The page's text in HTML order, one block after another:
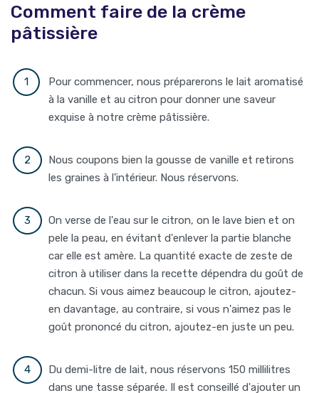
Comment faire de la crème
pâtissière
Pour commencer, nous préparerons le lait aromatisé
à la vanille et au citron pour donner une saveur
exquise à notre crème pâtissière.
Nous coupons bien la gousse de vanille et retirons
les graines à l'intérieur. Nous réservons.
On verse de l'eau sur le citron, on le lave bien et on
pele la peau, en évitant d'enlever la partie blanche
car elle est amère. La quantité exacte de zeste de
citron à utiliser dans la recette dépendra du goût de
chacun. Si vous aimez beaucoup le citron, ajoutez-
en davantage, au contraire, si vous n'aimez pas le
goût prononcé du citron, ajoutez-en juste un peu.
Du demi-litre de lait, nous réservons 150 millilitres
dans une tasse séparée. Il est conseillé d'ajouter un